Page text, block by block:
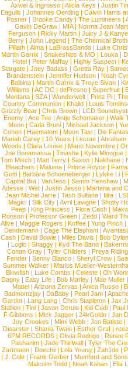
Axwel & Ingrosso | Alicia Keys | Justin
Eagulls |Johannes Oerding |Calvin Harris
Posner |Brooke Candy |The Lumineers |
Gavin DeGraw | MIA| Norma Jean
Ferguson | Ricky Martin | Juicy J &
Berry | John Legend | The Chemical
Pillath |Alma |LaBrassBanda |Luke
Martin Garrix | Snakeships & MO | Louka |
Hotel | Peter Maffay | Highly Suspect |
Stargate |Joey Badass |Gretta Ray |
Brandenstein |Jennifer Hudson |Noah
Balbina | Martin Garrix & Troye Sivan |
Williams |AC DC |dePresno |Superfruit |
Montana |SZA|Wunderwelt |Prinz Pi |
Country Communion | Khalid | Louis
Grizzly Bear | Chris Brown | LCD
Enemy | Ace Tee | Antje Schomaker | Walk
Moon |Carla Bruni |Michael Jackson |
Cohen |Haematom |Moon Taxi |Die
Mariah Carey | 10 Years | Lecrae | Abraham
Woods |Clara Louise |Mario Novembre |
Joe Bonamassa | Tinashe | Kylie Minogue |
Tom Misch |Matt Terry |Saxon |Nakhane |
Bleachers | Maluma | Prince Royce |
Gotti |Barbara Schoeneberger |Lykke Li |
Capital Bra |VanJess |Samm Henshaw |
Adesse |Wet |Justin Jesso |Marteria and
Jean Michel Jarre |Tash Sultana | Ilira |
Magic! | Silk City | Avril Lavigne | Shotty
Peep |King Princess |Flora Cash |
Ronson |Professor Green |Zedd |Ward
Alive |Maggie Rogers |Koffee |Yung Pinch |
Dendemann |Cage The Elephant |
Cash | David Bowie | Miles Davis | Bob Dylan
|Logic |Shaggy |Kyd The Band |
Conan Gray |Tyler Childers |Freya
Fender |Benny Blanco |Sheryl Crow |
Summer Walker |Marius Mueller-
Blowfish | Luke Combs | Celeste | Oh
Dagny |Easy Life |Bob Marley |Mae Muller
Mabel |Arizona Zervas |Anica Russo |
Badmomzjay |DaBaby |Pearl Jam |
Gardot | Lang Lang | Chris Stapleton | Jax
Stallion |Tini |Jason Derulo |Kid Cudi |Paul
F Gibbons | Mick Jagger | 24kGoldn | Jan
Joy Crookes | Mimi Webb | Jon Batiste |
Disarstar | Shania Twain | Esther Graf |
6PM RECORDS | Olivia Rodrigo | Renee
Pashanim |Jade Thirlwall |Tyler The
Zartmann | Doechii | Lola Young | Zah1de |
| J. Cole | Frank Gerber | Mumford and Sons
Malcolm Todd | Noah Kahan | Ella